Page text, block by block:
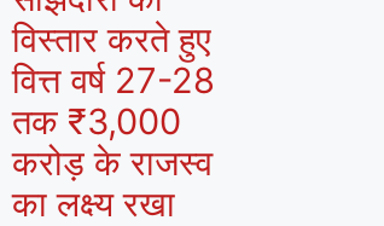
विस्तार करते हुए
वित्त वर्ष 27-28
तक ₹3,000
करोड़ के राजस्व
का लक्ष्य रखा